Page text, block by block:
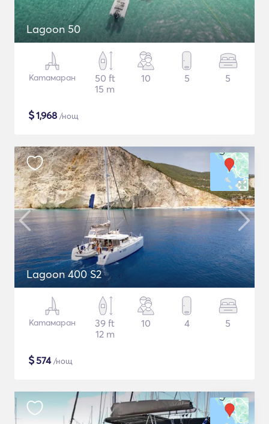
Lagoon 50
Катамаран
50 ft
15 m
10 5 5
$1,968 /нощ
Lagoon 400 S2
Катамаран
39 ft
12 m
10 4 5
$574/нощ